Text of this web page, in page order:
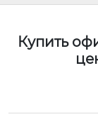
Купить